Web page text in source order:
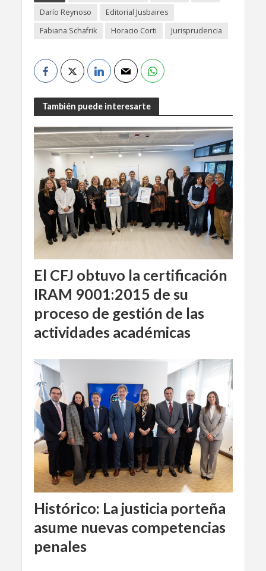
Darío Reynoso
Editorial Jusbaires
Fabiana Schafrik
Horacio Corti Jurisprudencia
También puede interesarte
El CFJ obtuvo la certificación
IRAM 9001:2015 de su
proceso de gestión de las
actividades académicas
Histórico: La justicia porteña
asume nuevas competencias
penales